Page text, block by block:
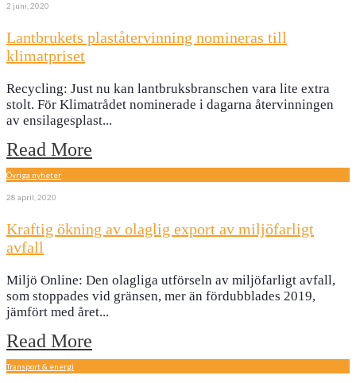
2 juni, 2020
Lantbrukets plaståtervinning nomineras till
klimatpriset
Recycling: Just nu kan lantbruksbranschen vara lite extra
stolt. För Klimatrådet nominerade i dagarna återvinningen
av ensilagesplast...
Read More
Övriga nyheter
28 april, 2020
Kraftig ökning av olaglig export av miljöfarligt
avfall
Miljö Online: Den olagliga utförseln av miljöfarligt avfall,
som stoppades vid gränsen, mer än fördubblades 2019,
jämfört med året...
Read More
Transport & energi